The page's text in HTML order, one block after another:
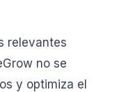
relevantes
no se
y optimiza el